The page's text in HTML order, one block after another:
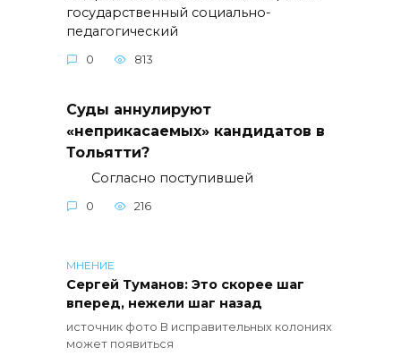
государственный социально-
педагогический
0 813
Суды аннулируют
«неприкасаемых» кандидатов в
Тольятти?
Согласно поступившей
0 216
МНЕНИЕ
Сергей Туманов: Это скорее шаг
вперед, нежели шаг назад
источник фото В исправительных колониях
может появиться